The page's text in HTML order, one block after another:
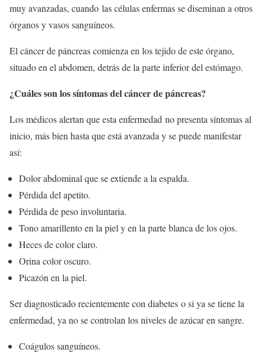
muy avanzadas, cuando las células enfermas se diseminan a otros
órganos y vasos sanguíneos.
El cáncer de páncreas comienza en los tejido de este órgano,
situado en el abdomen, detrás de la parte inferior del estómago.
¿Cuáles son los síntomas del cáncer de páncreas?
Los médicos alertan que esta enfermedad no presenta síntomas al
inicio, más bien hasta que está avanzada y se puede manifestar
así:
Dolor abdominal que se extiende a la espalda.
Pérdida del apetito.
Pérdida de peso involuntaria.
Tono amarillento en la piel y en la parte blanca de los ojos.
Heces de color claro.
Orina color oscuro.
Picazón en la piel.
Ser diagnosticado recientemente con diabetes o si ya se tiene la
enfermedad, ya no se controlan los niveles de azúcar en sangre.
Coágulos sanguíneos.